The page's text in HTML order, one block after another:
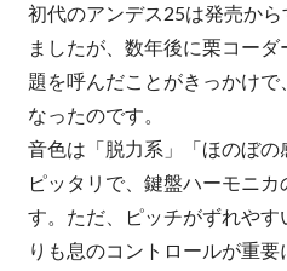
初代のアンデス25は発売か
ましたが、数年後に栗コー
題を呼んだことがきっかけ
なったのです。
音色は「脱力系」「ほのぼ
ピッタリで、鍵盤ハーモニ
す。ただ、ピッチがずれや
りも息のコントロールが重要